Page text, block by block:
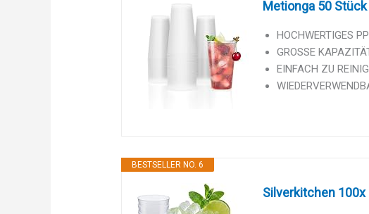
Metionga 50
HOCHWERTIGES
GROSSE
EINFACH ZU
BESTSELLER NO. 6
Silverkitchen 100x